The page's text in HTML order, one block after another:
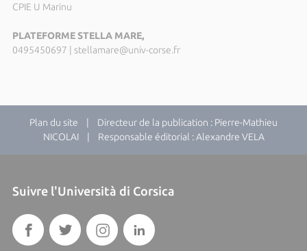
CPIE U Marinu
PLATEFORME STELLA MARE,
0495450697 | stellamare@univ-corse.fr
Plan du site | Directeur de la publication : Pierre-Mathieu
NICOLAI | Responsable éditorial : Alexandre VELA
Suivre l'Università di Corsica